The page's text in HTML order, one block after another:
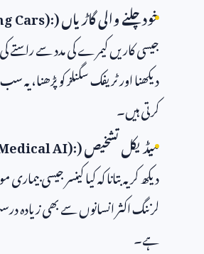
خود چلنے والی گاڑیاں (Cars):
جیسی کاریں کیمرے کی مدد سے راستے
دیکھنا اور ٹریفک سگنلز کو پڑھنا،
کرتی ہیں۔
میڈیکل تشخیص (AI):
دیکھ کر یہ بتانا کہ کیا کینسر جیسی
لرننگ اکثر انسانوں سے بھی زیادہ
ہے۔